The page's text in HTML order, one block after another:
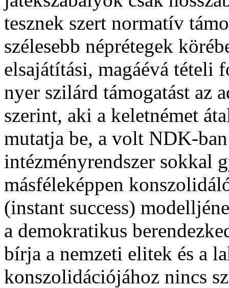
tesznek szert normatív
szélesebb néprétegek
elsajátítási, magáévá tételi
nyer szilárd támogatást az
szerint, aki a keletnémet
mutatja be, a volt NDK-
intézményrendszer sokkal
másféleképpen
(instant success)
a demokratikus
bírja a nemzeti elitek és a
konszolidációjához nincs